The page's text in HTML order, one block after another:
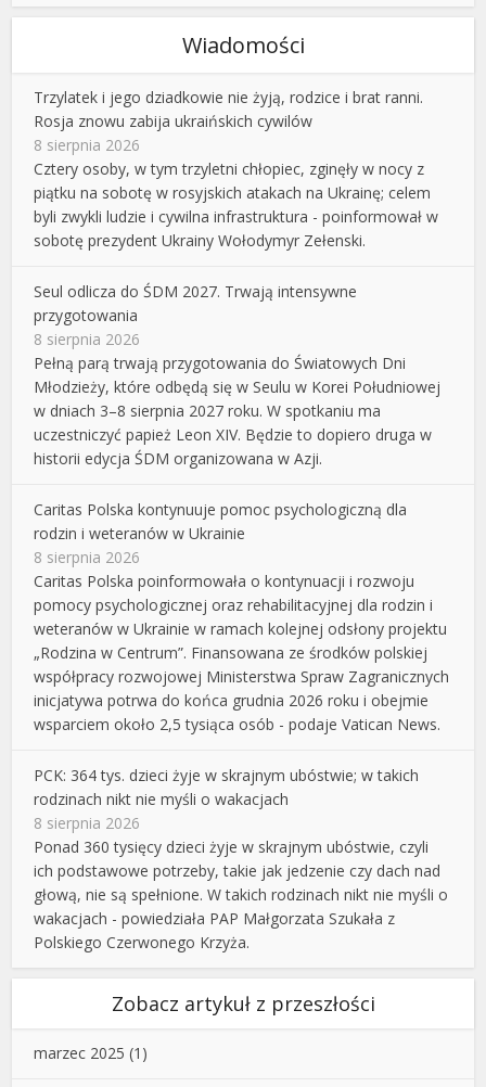
Wiadomości
Trzylatek i jego dziadkowie nie żyją, rodzice i brat ranni.
Rosja znowu zabija ukraińskich cywilów
8 sierpnia 2026
Cztery osoby, w tym trzyletni chłopiec, zginęły w nocy z
piątku na sobotę w rosyjskich atakach na Ukrainę; celem
byli zwykli ludzie i cywilna infrastruktura - poinformował w
sobotę prezydent Ukrainy Wołodymyr Zełenski.
Seul odlicza do ŚDM 2027. Trwają intensywne
przygotowania
8 sierpnia 2026
Pełną parą trwają przygotowania do Światowych Dni
Młodzieży, które odbędą się w Seulu w Korei Południowej
w dniach 3–8 sierpnia 2027 roku. W spotkaniu ma
uczestniczyć papież Leon XIV. Będzie to dopiero druga w
historii edycja ŚDM organizowana w Azji.
Caritas Polska kontynuuje pomoc psychologiczną dla
rodzin i weteranów w Ukrainie
8 sierpnia 2026
Caritas Polska poinformowała o kontynuacji i rozwoju
pomocy psychologicznej oraz rehabilitacyjnej dla rodzin i
weteranów w Ukrainie w ramach kolejnej odsłony projektu
„Rodzina w Centrum”. Finansowana ze środków polskiej
współpracy rozwojowej Ministerstwa Spraw Zagranicznych
inicjatywa potrwa do końca grudnia 2026 roku i obejmie
wsparciem około 2,5 tysiąca osób - podaje Vatican News.
PCK: 364 tys. dzieci żyje w skrajnym ubóstwie; w takich
rodzinach nikt nie myśli o wakacjach
8 sierpnia 2026
Ponad 360 tysięcy dzieci żyje w skrajnym ubóstwie, czyli
ich podstawowe potrzeby, takie jak jedzenie czy dach nad
głową, nie są spełnione. W takich rodzinach nikt nie myśli o
wakacjach - powiedziała PAP Małgorzata Szukała z
Polskiego Czerwonego Krzyża.
Zobacz artykuł z przeszłości
marzec 2025 (1)